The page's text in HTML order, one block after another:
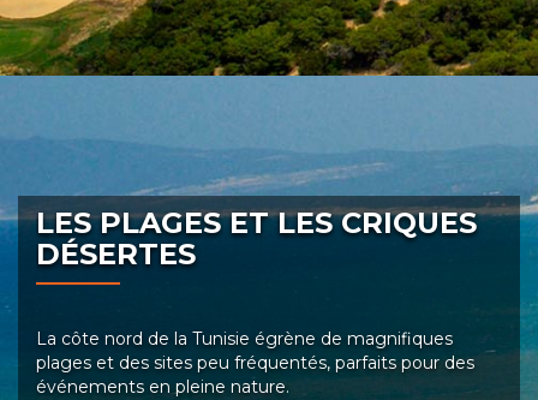
LES PLAGES ET LES CRIQUES
DÉSERTES
La côte nord de la Tunisie égrène de magnifiques
plages et des sites peu fréquentés, parfaits pour des
événements en pleine nature.